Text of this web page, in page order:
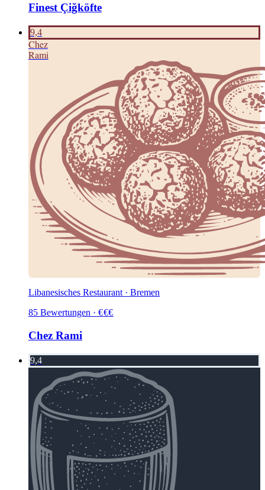
Finest Çiğköfte
9,4
Chez
Rami
Libanesisches Restaurant · Bremen
85 Bewertungen · €€€
Chez Rami
9,4